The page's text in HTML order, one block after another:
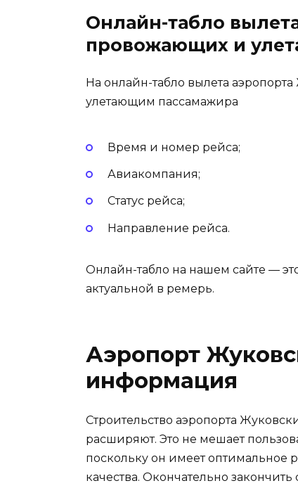
Онлайн-табло
провожающих и
На онлайн-табло вылета
улетающим пассамажира
Время и номер рейса;
Авиакомпания;
Статус рейса;
Направление рейса.
Онлайн-табло на нашем сайте —
актуальной в ремерь.
Аэропорт
информация
Строительство аэропорта
расширяют. Это не мешает
поскольку он имеет оптимальное
качества. Окончательно